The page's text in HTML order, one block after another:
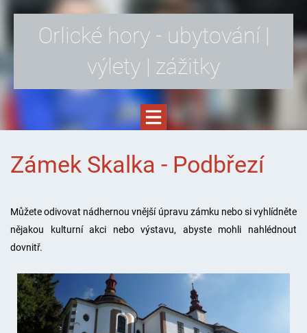
Orlické hory - ubytování |
výlety | zážitky
Zámek Skalka - Podbřezí
Můžete odivovat nádhernou vnější úpravu zámku nebo si vyhlídněte
nějakou kulturní akci nebo výstavu, abyste mohli nahlédnout
dovnitř.